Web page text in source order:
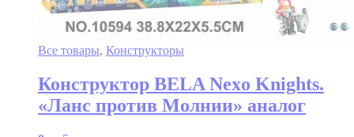
Все товары, Конструкторы
Конструктор BELA Nexo Knights.
«Ланс против Молнии» аналог